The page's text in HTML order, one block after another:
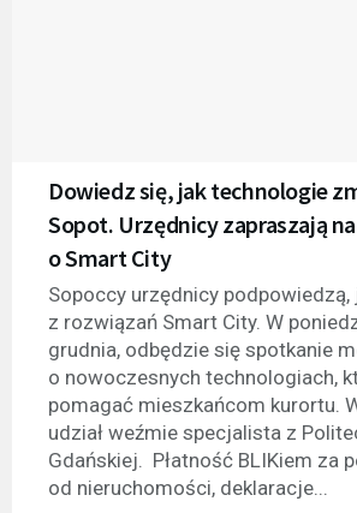
Dowiedz się, jak technologie
Sopot. Urzędnicy zapraszają
o Smart City
Sopoccy urzędnicy
z rozwiązań Smart City. W
grudnia, odbędzie się spotkanie
o nowoczesnych technologiach,
pomagać mieszkańcom kurortu.
udział weźmie specjalista z
Gdańskiej. Płatność BLIKiem za
od nieruchomości, deklaracje...